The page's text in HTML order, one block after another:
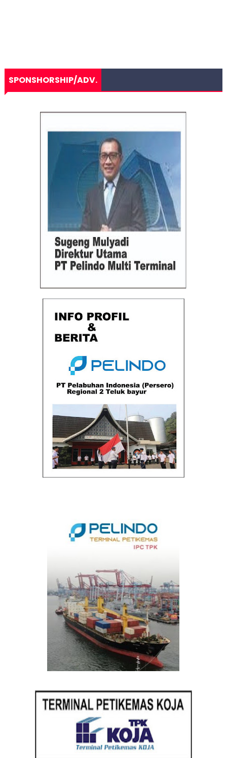
SPONSHORSHIP/ADV.